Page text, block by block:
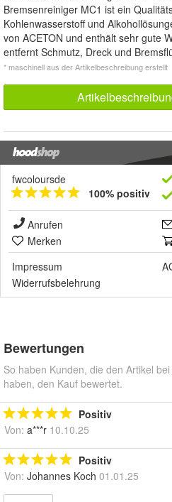
Bremsenreiniger MC1 ist ein
Kohlenwasserstoff und
von ACETON und enthält sehr gute
entfernt Schmutz, Dreck und
* maschinell aus der Artikelbeschreibung erstellt
fwcoloursde
100% positiv
Anrufen
Merken
Impressum
Widerrufsbelehrung
Bewertungen
So haben Kunden, die den Artikel
haben, den Kauf bewertet.
Positiv
Von: a***r 10.10.25
Positiv
Von: Johannes Koch 01.01.25